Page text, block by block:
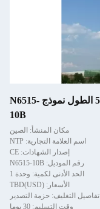
سعة 10 طن رافعة برج مسطحة 51.5m الطول نموذج N6515-
10B
مكان المنشأ: الصين
اسم العلامة التجارية: NTP
إصدار الشهادات: CE
رقم الموديل: N6515-10B
الحد الأدنى لكمية: وحدة 1
الأسعار: TBD(USD)
تفاصيل التغليف: حزمة التصدير
وقت التسليم: 30 يوما